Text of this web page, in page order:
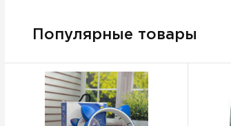
Популярные товары